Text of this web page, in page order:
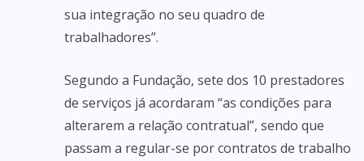
sua integração no seu quadro de
trabalhadores”.
Segundo a Fundação, sete dos 10 prestadores
de serviços já acordaram “as condições para
alterarem a relação contratual”, sendo que
passam a regular-se por contratos de trabalho